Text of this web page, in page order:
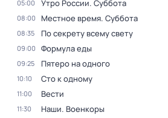
05:00 Утро России. Суббота
08:00 Местное время. Суббота
08:35 По секрету всему свету
09:00 Формула еды
09:25 Пятеро на одного
10:10 Сто к одному
11:00 Вести
11:30 Наши. Военкоры